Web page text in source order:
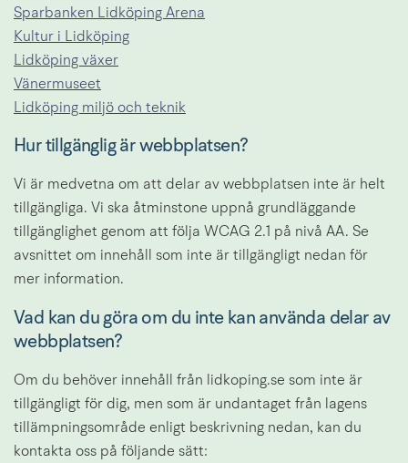
Sparbanken Lidköping Arena
Kultur i Lidköping
Lidköping växer
Vänermuseet
Lidköping miljö och teknik
Hur tillgänglig är webbplatsen?
Vi är medvetna om att delar av webbplatsen inte är helt
tillgängliga. Vi ska åtminstone uppnå grundläggande
tillgänglighet genom att följa WCAG 2.1 på nivå AA. Se
avsnittet om innehåll som inte är tillgängligt nedan för
mer information.
Vad kan du göra om du inte kan använda delar av
webbplatsen?
Om du behöver innehåll från lidkoping.se som inte är
tillgängligt för dig, men som är undantaget från lagens
tillämpningsområde enligt beskrivning nedan, kan du
kontakta oss på följande sätt: